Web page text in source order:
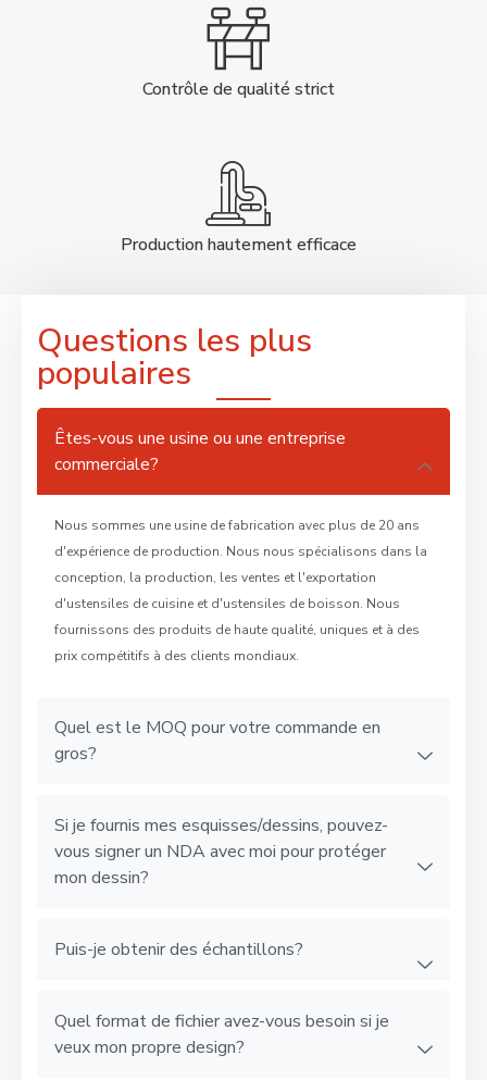
Contrôle de qualité strict
Production hautement efficace
Questions les plus
populaires
Êtes-vous une usine ou une entreprise
commerciale?
Nous sommes une usine de fabrication avec plus de 20 ans
d'expérience de production. Nous nous spécialisons dans la
conception, la production, les ventes et l'exportation
d'ustensiles de cuisine et d'ustensiles de boisson. Nous
fournissons des produits de haute qualité, uniques et à des
prix compétitifs à des clients mondiaux.
Quel est le MOQ pour votre commande en
gros?
Si je fournis mes esquisses/dessins, pouvez-
vous signer un NDA avec moi pour protéger
mon dessin?
Puis-je obtenir des échantillons?
Quel format de fichier avez-vous besoin si je
veux mon propre design?